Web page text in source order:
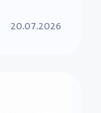
20.07.2026